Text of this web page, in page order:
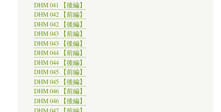
DHM 041 【後編】
DHM 042 【前編】
DHM 042 【後編】
DHM 043 【前編】
DHM 043 【後編】
DHM 044 【前編】
DHM 044 【後編】
DHM 045 【前編】
DHM 045 【後編】
DHM 046 【前編】
DHM 046 【後編】